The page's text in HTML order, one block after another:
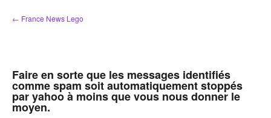
Aller
au
← France News Lego
Faire en sorte que les messages identifiés
comme spam soit automatiquement stoppés
par yahoo à moins que vous nous donner le
moyen.